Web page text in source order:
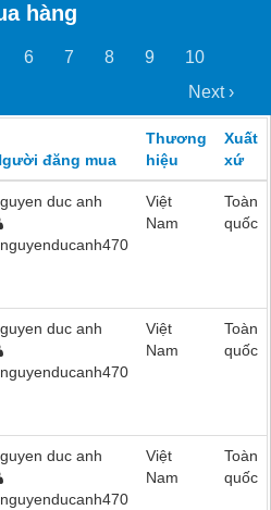
hàng
6 7 8 9
10
Next ›
đăng mua
Thương
hiệu
Xuất
xứ
duc anh
nguyenducanh470
Việt
Nam
Toàn
quốc
duc anh
nguyenducanh470
Việt
Nam
Toàn
quốc
duc anh
nguyenducanh470
Việt
Nam
Toàn
quốc